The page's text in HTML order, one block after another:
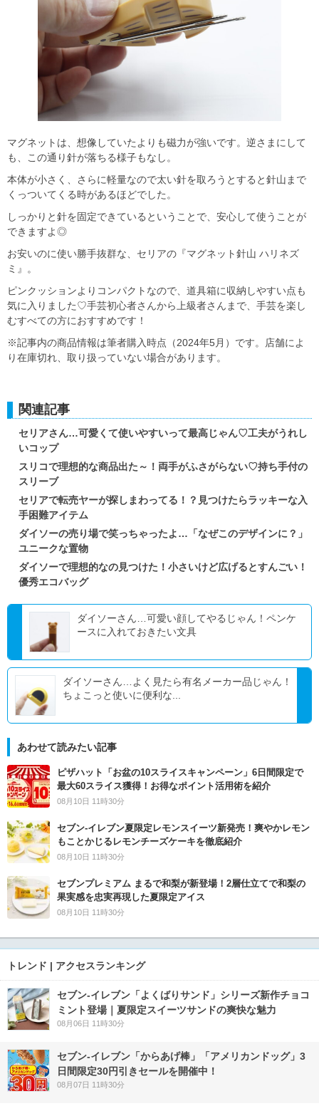
マグネットは、想像していたよりも磁力が強いです。逆さまにして
も、この通り針が落ちる様子もなし。
本体が小さく、さらに軽量なので太い針を取ろうとすると針山まで
くっついてくる時があるほどでした。
しっかりと針を固定できているということで、安心して使うことが
できますよ◎
お安いのに使い勝手抜群な、セリアの『マグネット針山 ハリネズ
ミ』。
ピンクッションよりコンパクトなので、道具箱に収納しやすい点も
気に入りました♡手芸初心者さんから上級者さんまで、手芸を楽し
むすべての方におすすめです！
※記事内の商品情報は筆者購入時点（2024年5月）です。店舗によ
り在庫切れ、取り扱っていない場合があります。
関連記事
セリアさん…可愛くて使いやすいって最高じゃん♡工夫がうれし
いコップ
スリコで理想的な商品出た～！両手がふさがらない♡持ち手付の
スリーブ
セリアで転売ヤーが探しまわってる！？見つけたらラッキーな入
手困難アイテム
ダイソーの売り場で笑っちゃったよ…「なぜこのデザインに？」
ユニークな置物
ダイソーで理想的なの見つけた！小さいけど広げるとすんごい！
優秀エコバッグ
ダイソーさん…可愛い顔してやるじゃん！ペンケ
ースに入れておきたい文具
ダイソーさん…よく見たら有名メーカー品じゃん！
ちょこっと使いに便利な...
あわせて読みたい記事
ピザハット「お盆の10スライスキャンペーン」6日間限定で
最大60スライス獲得！お得なポイント活用術を紹介
08月10日 11時30分
セブン‐イレブン夏限定レモンスイーツ新発売！爽やかレモン
もことかじるレモンチーズケーキを徹底紹介
08月10日 11時30分
セブンプレミアム まるで和梨が新登場！2層仕立てで和梨の
果実感を忠実再現した夏限定アイス
08月10日 11時30分
トレンド | アクセスランキング
セブン‐イレブン「よくばりサンド」シリーズ新作チョコ
ミント登場｜夏限定スイーツサンドの爽快な魅力
08月06日 11時30分
セブン‐イレブン「からあげ棒」「アメリカンドッグ」3
日間限定30円引きセールを開催中！
08月07日 11時30分